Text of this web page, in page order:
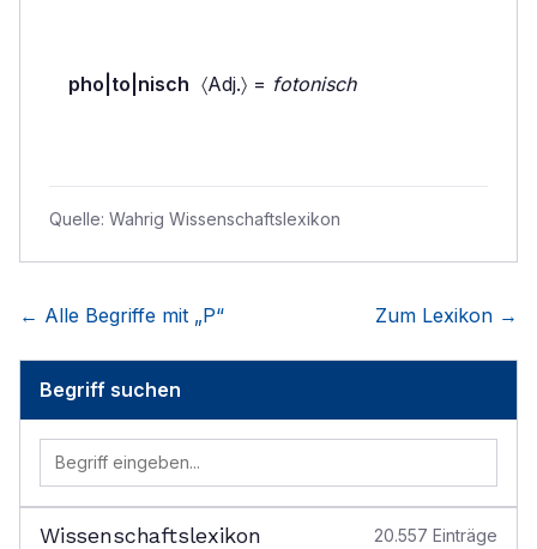
pho|to|nisch 〈Adj.〉 = fotonisch
Quelle: Wahrig Wissenschaftslexikon
← Alle Begriffe mit „P“ Zum Lexikon →
Begriff suchen
Wissenschaftslexikon 20.557 Einträge